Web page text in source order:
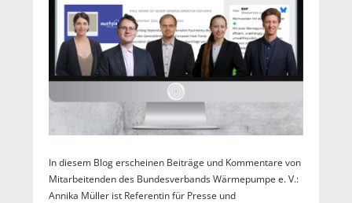
In diesem Blog erscheinen Beiträge und Kommentare von
Mitarbeitenden des Bundesverbands Wärmepumpe e. V.:
Annika Müller ist Referentin für Presse und